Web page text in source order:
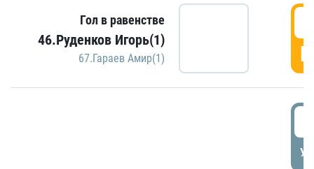
Гол в равенстве
46.Руденков Игорь(1)
67.Гараев Амир(1)